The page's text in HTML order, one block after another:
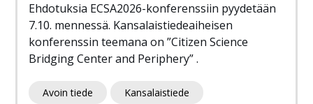
Ehdotuksia ECSA2026-konferenssiin pyydetään
7.10. mennessä. Kansalaistiedeaiheisen
konferenssin teemana on ”Citizen Science
Bridging Center and Periphery” .
Avoin tiede Kansalaistiede